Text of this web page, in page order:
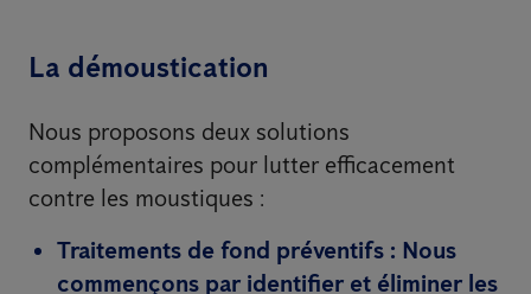
La démoustication
Nous proposons deux solutions
complémentaires pour lutter efficacement
contre les moustiques :
Traitements de fond préventifs : Nous
commençons par identifier et éliminer les